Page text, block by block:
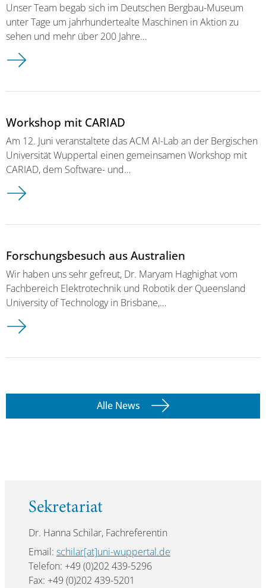
Unser Team begab sich im Deutschen Bergbau-Museum
unter Tage um jahrhundertealte Maschinen in Aktion zu
sehen und mehr über 200 Jahre…
Workshop mit CARIAD
Am 12. Juni veranstaltete das ACM AI-Lab an der Bergischen
Universität Wuppertal einen gemeinsamen Workshop mit
CARIAD, dem Software- und…
Forschungsbesuch aus Australien
Wir haben uns sehr gefreut, Dr. Maryam Haghighat vom
Fachbereich Elektrotechnik und Robotik der Queensland
University of Technology in Brisbane,…
Alle News
Sekretariat
Dr. Hanna Schilar, Fachreferentin
Email: schilar[at]uni-wuppertal.de
Telefon: +49 (0)202 439-5296
Fax: +49 (0)202 439-5201